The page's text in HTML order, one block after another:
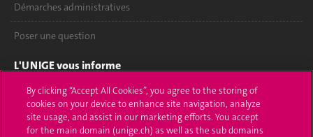
Démarches administratives
Poser une question
L'UNIGE vous informe
UNIGE Mobile
Médias
By clicking “Accept All Cookies”, you agree to the storing of
cookies on your device to enhance site navigation, analyze
site usage, and assist in our marketing efforts. You accept
for the main domain (unige.ch) as well as the sub domains